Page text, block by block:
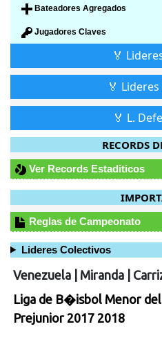
Bateadores Agregados
Jugadores Claves
🏅
🏅
🏅 L.
RECORDS
Ver Records Estaditicos
Reglas de Campeonato
Lideres Colectivos
Venezuela Miranda
Liga de B�isbol Menor
Prejunior 2017 2018